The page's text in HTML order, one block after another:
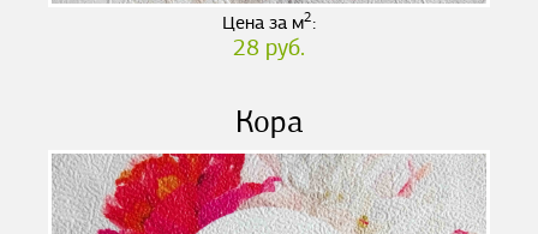
Цена за м2:
28 руб.
Кора